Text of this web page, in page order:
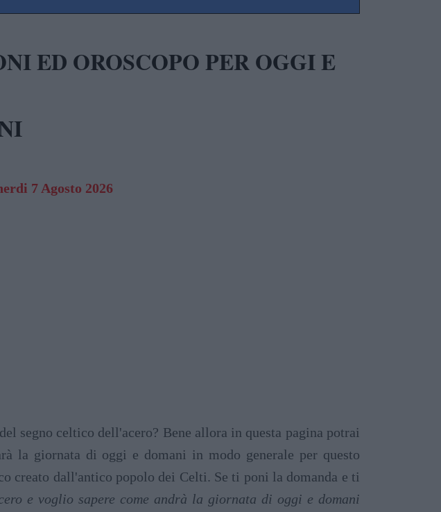
ED OROSCOPO PER OGGI E
7 Agosto 2026
segno celtico dell'acero? Bene allora in questa pagina potrai
la giornata di oggi e domani in modo generale per questo
creato dall'antico popolo dei Celti. Se ti poni la domanda e ti
e voglio sapere come andrà la giornata di oggi e domani